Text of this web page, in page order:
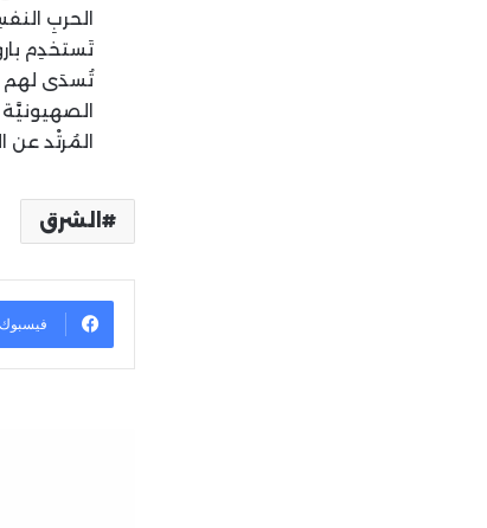
الحربِ
تَستخدِم
تُسدَى لهم
الصهيونيَّة
المُرتْد عن
الشرق
فيسبوك